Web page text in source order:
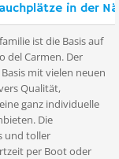
in der
ist die Basis auf
del Carmen. Der
mit vielen neuen
Qualität,
ganz individuelle
Die
und toller
per Boot oder